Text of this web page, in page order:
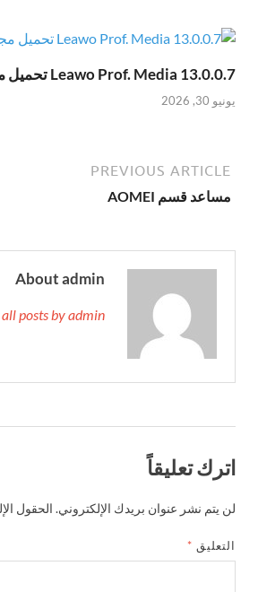
Leawo Prof. Media 13.0.0.7 تحميل مجاني
يونيو 30, 2026
PREVIOUS ARTICLE
مساعد قسم AOMEI
About admin
posts by admin →
اترك تعليقاً
لن يتم نشر عنوان بريدك الإلكتروني. الحقول
التعليق *